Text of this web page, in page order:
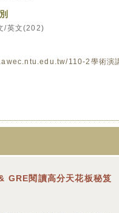
/英文(202)
110-2學術演
GRE閱讀高分天花板秘笈